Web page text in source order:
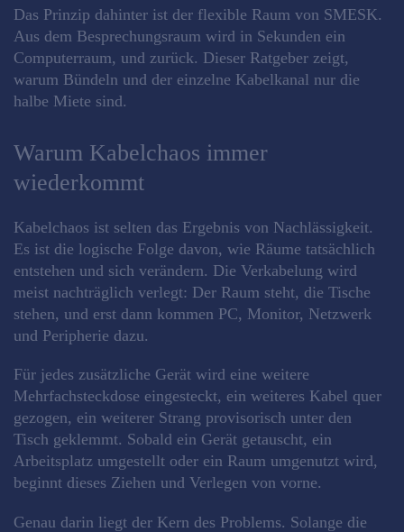
Das Prinzip dahinter ist der flexible Raum von SMESK.
Aus dem Besprechungsraum wird in Sekunden ein
Computerraum, und zurück. Dieser Ratgeber zeigt,
warum Bündeln und der einzelne Kabelkanal nur die
halbe Miete sind.
Warum Kabelchaos immer
wiederkommt
Kabelchaos ist selten das Ergebnis von Nachlässigkeit.
Es ist die logische Folge davon, wie Räume tatsächlich
entstehen und sich verändern. Die Verkabelung wird
meist nachträglich verlegt: Der Raum steht, die Tische
stehen, und erst dann kommen PC, Monitor, Netzwerk
und Peripherie dazu.
Für jedes zusätzliche Gerät wird eine weitere
Mehrfachsteckdose eingesteckt, ein weiteres Kabel quer
gezogen, ein weiterer Strang provisorisch unter den
Tisch geklemmt. Sobald ein Gerät getauscht, ein
Arbeitsplatz umgestellt oder ein Raum umgenutzt wird,
beginnt dieses Ziehen und Verlegen von vorne.
Genau darin liegt der Kern des Problems. Solange die